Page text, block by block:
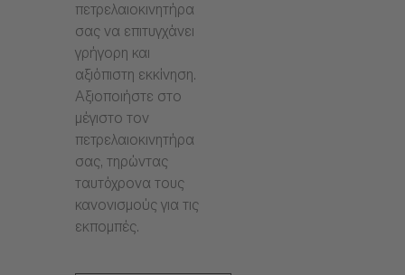
πετρελαιοκινητήρα
σας να επιτυγχάνει
γρήγορη και
αξιόπιστη εκκίνηση.
Αξιοποιήστε στο
μέγιστο τον
πετρελαιοκινητήρα
σας, τηρώντας
ταυτόχρονα τους
κανονισμούς για τις
εκπομπές.